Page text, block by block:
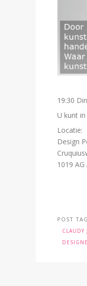
19:30
U kunt
Locatie:
Design
1019
POST
CLAUDY